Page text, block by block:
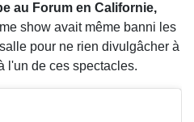
au Forum en Californie,
show avait même banni les
pour ne rien divulgâcher à
l'un de ces spectacles.